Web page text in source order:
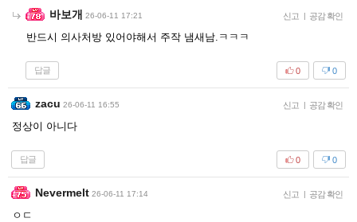
바보개 26-06-11 17:21 신고 | 공감 확인
반드시 의사처방 있어야해서 주작 냄새남.ㅋㅋㅋ
답글 0
0
zacu 26-06-11 16:55 신고 | 공감 확인
정상이 아니다
답글 0
0
Nevermelt 26-06-11 17:14 신고 | 공감 확인
ㅇㄷ